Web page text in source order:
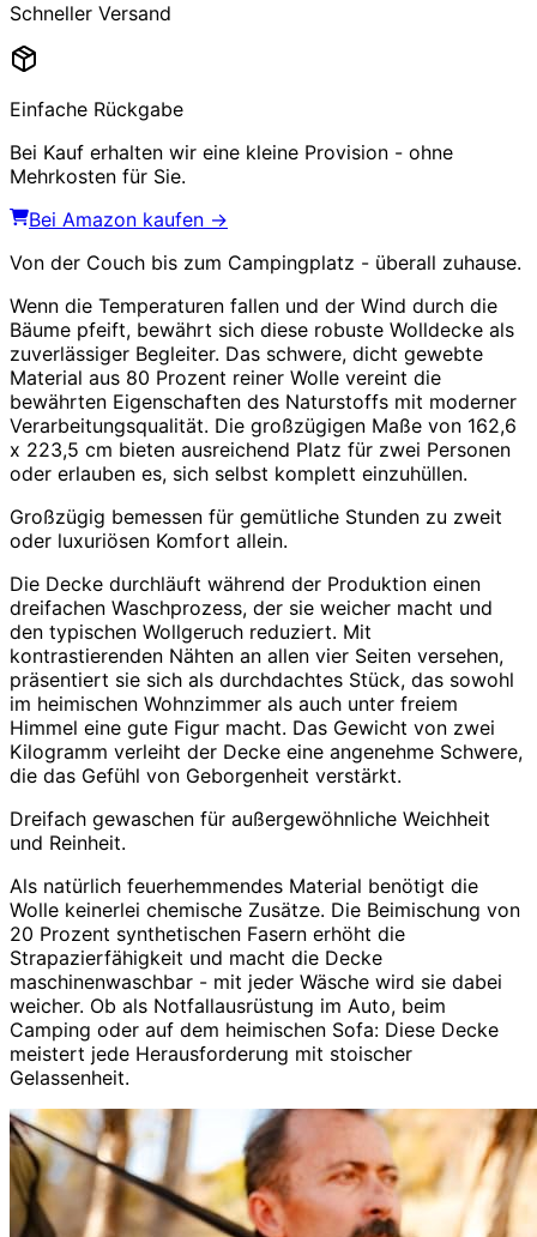
Schneller Versand
Einfache Rückgabe
Bei Kauf erhalten wir eine kleine Provision - ohne
Mehrkosten für Sie.
Bei Amazon kaufen →
Von der Couch bis zum Campingplatz - überall zuhause.
Wenn die Temperaturen fallen und der Wind durch die
Bäume pfeift, bewährt sich diese robuste Wolldecke als
zuverlässiger Begleiter. Das schwere, dicht gewebte
Material aus 80 Prozent reiner Wolle vereint die
bewährten Eigenschaften des Naturstoffs mit moderner
Verarbeitungsqualität. Die großzügigen Maße von 162,6
x 223,5 cm bieten ausreichend Platz für zwei Personen
oder erlauben es, sich selbst komplett einzuhüllen.
Großzügig bemessen für gemütliche Stunden zu zweit
oder luxuriösen Komfort allein.
Die Decke durchläuft während der Produktion einen
dreifachen Waschprozess, der sie weicher macht und
den typischen Wollgeruch reduziert. Mit
kontrastierenden Nähten an allen vier Seiten versehen,
präsentiert sie sich als durchdachtes Stück, das sowohl
im heimischen Wohnzimmer als auch unter freiem
Himmel eine gute Figur macht. Das Gewicht von zwei
Kilogramm verleiht der Decke eine angenehme Schwere,
die das Gefühl von Geborgenheit verstärkt.
Dreifach gewaschen für außergewöhnliche Weichheit
und Reinheit.
Als natürlich feuerhemmendes Material benötigt die
Wolle keinerlei chemische Zusätze. Die Beimischung von
20 Prozent synthetischen Fasern erhöht die
Strapazierfähigkeit und macht die Decke
maschinenwaschbar - mit jeder Wäsche wird sie dabei
weicher. Ob als Notfallausrüstung im Auto, beim
Camping oder auf dem heimischen Sofa: Diese Decke
meistert jede Herausforderung mit stoischer
Gelassenheit.